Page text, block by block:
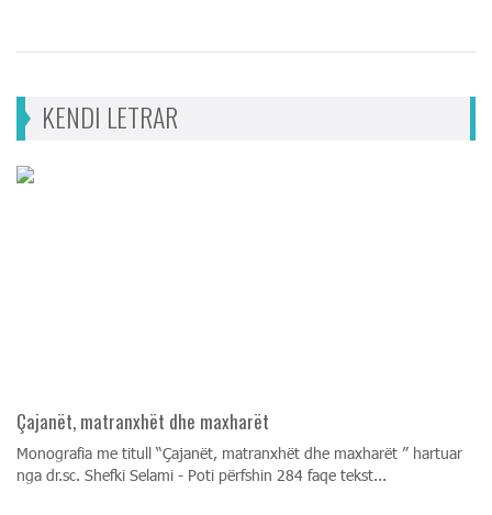
KENDI LETRAR
Çajanët, matranxhët dhe maxharët
Monografia me titull “Çajanët, matranxhët dhe maxharët ” hartuar
nga dr.sc. Shefki Selami - Poti përfshin 284 faqe tekst...